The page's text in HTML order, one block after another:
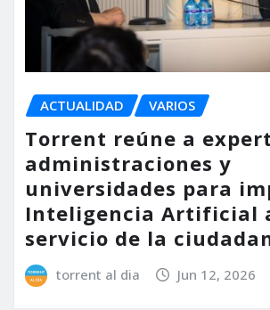
ACTUALIDAD VARIOS
Torrent reúne a
administraciones y
universidades para
Inteligencia Artificial
servicio de la
torrent al dia Jun 12, 2026